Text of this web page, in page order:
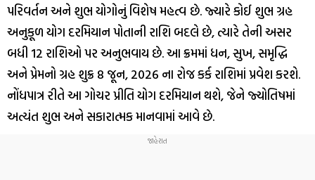
પરિવર્તન અને શુભ યોગોનું વિશેષ મહત્વ છે. જ્યારે કોઈ શુભ ગ્રહ
અનુકૂળ યોગ દરમિયાન પોતાની રાશિ બદલે છે, ત્યારે તેની અસર
બધી 12 રાશિઓ પર અનુભવાય છે. આ ક્રમમાં ધન, સુખ, સમૃદ્ધિ
અને પ્રેમનો ગ્રહ શુક્ર 8 જૂન, 2026 ના રોજ કર્ક રાશિમાં પ્રવેશ કરશે.
નોંધપાત્ર રીતે આ ગોચર પ્રીતિ યોગ દરમિયાન થશે, જેને જ્યોતિષમાં
અત્યંત શુભ અને સકારાત્મક માનવામાં આવે છે.